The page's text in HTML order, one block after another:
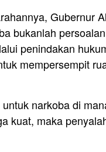
Gubernur
bukanlah
penindakan
mempersempit
narkoba di
kuat, maka